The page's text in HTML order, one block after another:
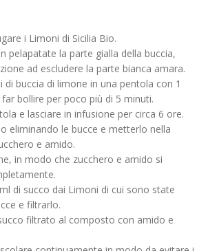
i Limoni di Sicilia Bio.
pelapatate la parte gialla della buccia,
ad escludere la parte bianca amara.
buccia di limone in una pentola con 1
far bollire per poco più di 5 minuti.
e lasciare in infusione per circa 6 ore.
eliminando le bucce e metterlo nella
e amido.
in modo che zucchero e amido si
di succo dai Limoni di cui sono state
e filtrarlo.
filtrato al composto con amido e